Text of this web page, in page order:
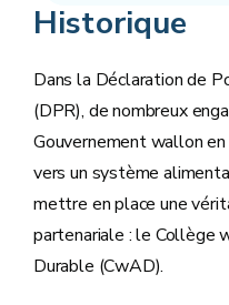
Historique
Dans la Déclaration de
(DPR), de nombreux
Gouvernement wallon
vers un système
mettre en place une
partenariale : le Collège
Durable (CwAD).